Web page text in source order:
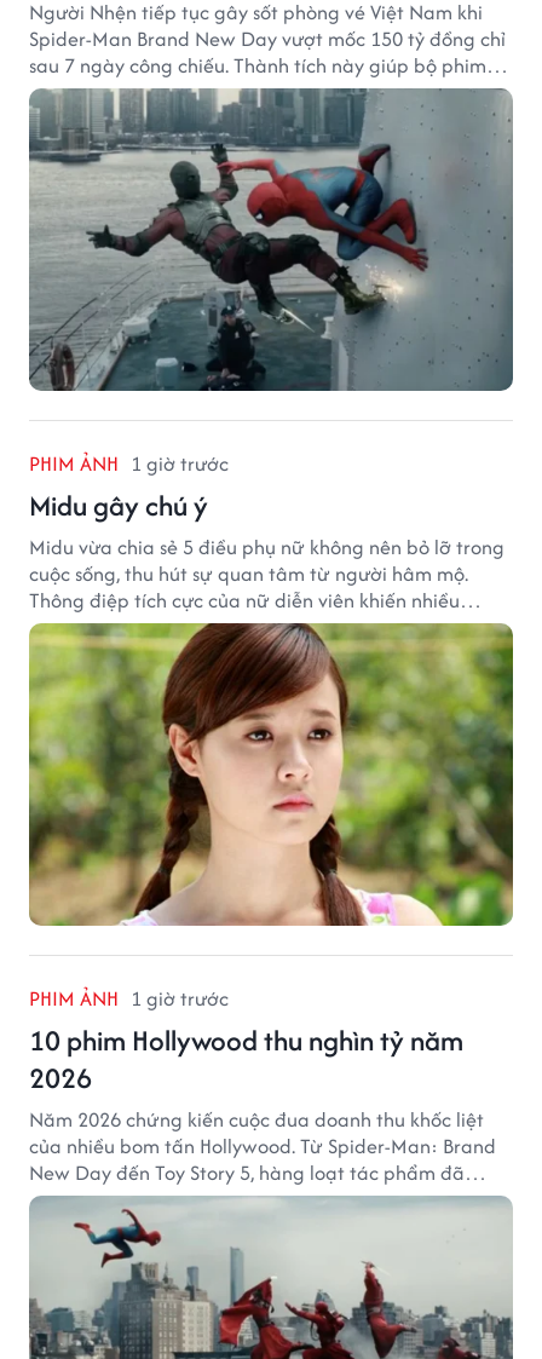
Người Nhện tiếp tục gây sốt phòng vé Việt Nam khi
Spider-Man Brand New Day vượt mốc 150 tỷ đồng chỉ
sau 7 ngày công chiếu. Thành tích này giúp bộ phim
của Tom Holland tạo khoảng cách đáng kể với The
Odyssey trên đường đua doanh thu.
PHIM ẢNH 1 giờ trước
Midu gây chú ý
Midu vừa chia sẻ 5 điều phụ nữ không nên bỏ lỡ trong
cuộc sống, thu hút sự quan tâm từ người hâm mộ.
Thông điệp tích cực của nữ diễn viên khiến nhiều
người đồng cảm khi nhìn lại hành trình sự nghiệp và
hạnh phúc hiện tại của cô.
PHIM ẢNH 1 giờ trước
10 phim Hollywood thu nghìn tỷ năm
2026
Năm 2026 chứng kiến cuộc đua doanh thu khốc liệt
của nhiều bom tấn Hollywood. Từ Spider-Man: Brand
New Day đến Toy Story 5, hàng loạt tác phẩm đã
mang về hàng chục nghìn tỷ đồng và tạo nên những
cột mốc đáng nhớ tại phòng vé toàn cầu.